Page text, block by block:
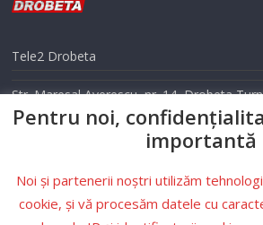
Tele2 Drobeta
Str. Maresal Averescu, nr. 14, Drobeta
Telefon: 0352 405 500
Email: info@tele2drobeta.ro
Website: tele2drobeta.ro
Pentru noi,
importantă
Noi și partenerii noștri utilizăm
cookie, și vă procesăm datele cu